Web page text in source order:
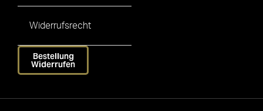
Widerrufsrecht
Bestellung
Widerrufen